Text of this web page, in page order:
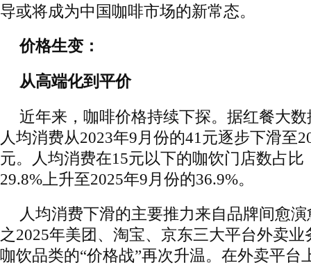
导或将成为中国咖啡市场的新常态。
价格生变：
从高端化到平价
近年来，咖啡价格持续下探。据红餐大
人均消费从2023年9月份的41元逐步下滑至
元。人均消费在15元以下的咖饮门店数占比
29.8%上升至2025年9月份的36.9%。
人均消费下滑的主要推力来自品牌间愈
之2025年美团、淘宝、京东三大平台外卖业
咖饮品类的“价格战”再次升温。在外卖平台